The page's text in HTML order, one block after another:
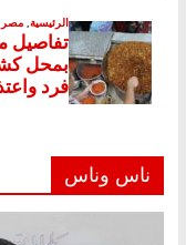
ناس وناس